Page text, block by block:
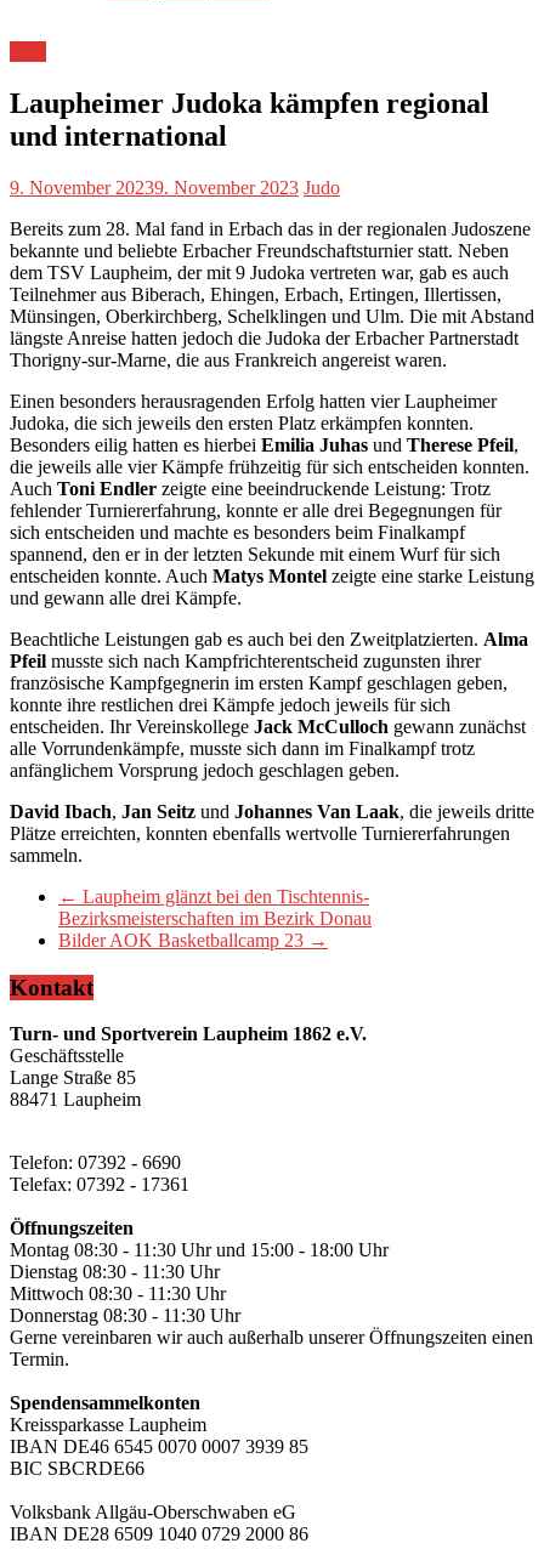
Laupheimer Judoka kämpfen regional
und international
9. November 20239. November 2023 Judo
Bereits zum 28. Mal fand in Erbach das in der regionalen Judoszene
bekannte und beliebte Erbacher Freundschaftsturnier statt. Neben
dem TSV Laupheim, der mit 9 Judoka vertreten war, gab es auch
Teilnehmer aus Biberach, Ehingen, Erbach, Ertingen, Illertissen,
Münsingen, Oberkirchberg, Schelklingen und Ulm. Die mit Abstand
längste Anreise hatten jedoch die Judoka der Erbacher Partnerstadt
Thorigny-sur-Marne, die aus Frankreich angereist waren.
Einen besonders herausragenden Erfolg hatten vier Laupheimer
Judoka, die sich jeweils den ersten Platz erkämpfen konnten.
Besonders eilig hatten es hierbei Emilia Juhas und Therese Pfeil,
die jeweils alle vier Kämpfe frühzeitig für sich entscheiden konnten.
Auch Toni Endler zeigte eine beeindruckende Leistung: Trotz
fehlender Turniererfahrung, konnte er alle drei Begegnungen für
sich entscheiden und machte es besonders beim Finalkampf
spannend, den er in der letzten Sekunde mit einem Wurf für sich
entscheiden konnte. Auch Matys Montel zeigte eine starke Leistung
und gewann alle drei Kämpfe.
Beachtliche Leistungen gab es auch bei den Zweitplatzierten. Alma
Pfeil musste sich nach Kampfrichterentscheid zugunsten ihrer
französische Kampfgegnerin im ersten Kampf geschlagen geben,
konnte ihre restlichen drei Kämpfe jedoch jeweils für sich
entscheiden. Ihr Vereinskollege Jack McCulloch gewann zunächst
alle Vorrundenkämpfe, musste sich dann im Finalkampf trotz
anfänglichem Vorsprung jedoch geschlagen geben.
David Ibach, Jan Seitz und Johannes Van Laak, die jeweils dritte
Plätze erreichten, konnten ebenfalls wertvolle Turniererfahrungen
sammeln.
← Laupheim glänzt bei den Tischtennis-
Bezirksmeisterschaften im Bezirk Donau
Bilder AOK Basketballcamp 23 →
Kontakt
Turn- und Sportverein Laupheim 1862 e.V.
Geschäftsstelle
Lange Straße 85
88471 Laupheim
Telefon: 07392 - 6690
Telefax: 07392 - 17361
Öffnungszeiten
Montag 08:30 - 11:30 Uhr und 15:00 - 18:00 Uhr
Dienstag 08:30 - 11:30 Uhr
Mittwoch 08:30 - 11:30 Uhr
Donnerstag 08:30 - 11:30 Uhr
Gerne vereinbaren wir auch außerhalb unserer Öffnungszeiten einen
Termin.
Spendensammelkonten
Kreissparkasse Laupheim
IBAN DE46 6545 0070 0007 3939 85
BIC SBCRDE66
Volksbank Allgäu-Oberschwaben eG
IBAN DE28 6509 1040 0729 2000 86